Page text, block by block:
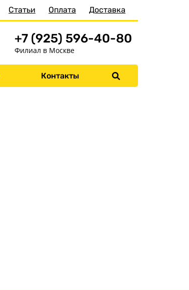
Главная
Статьи Оплата Доставка
+7 (925) 596-40-80
Филиал в Москве
Контакты